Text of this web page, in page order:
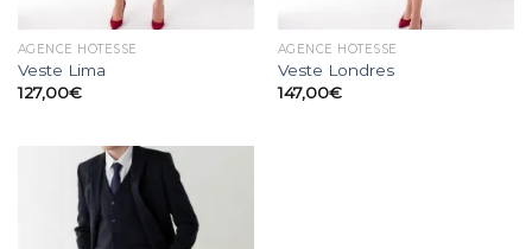
AGENCE HÔTESSE
Veste Lima
127,00€
AGENCE HÔTESSE
Veste Londres
147,00€